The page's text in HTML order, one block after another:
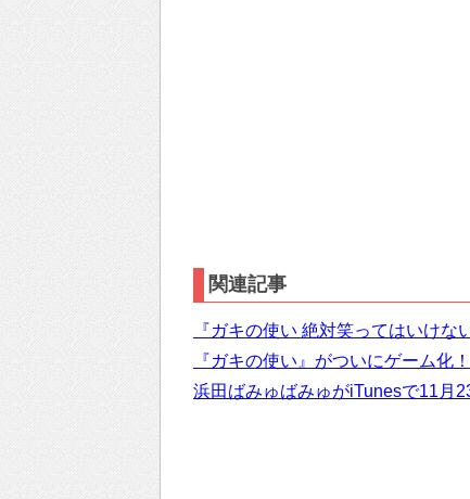
関連記事
『ガキの使い 絶対笑ってはいけな
『ガキの使い』がついにゲーム
浜田ばみゅばみゅがiTunesで11